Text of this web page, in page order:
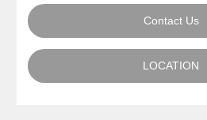
Contact Us
LOCATION